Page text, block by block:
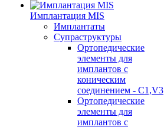
Имплантация MIS
Имплантаты
Супраструктуры
Ортопедические
элементы для
имплантов с
коническим
соединением - C1,V3
Ортопедические
элементы для
имплантов с